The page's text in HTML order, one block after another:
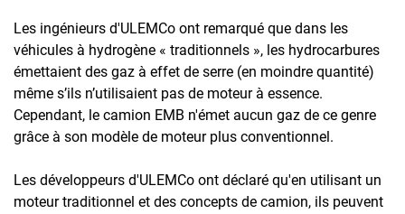
Les ingénieurs d'ULEMCo ont remarqué que dans les
véhicules à hydrogène « traditionnels », les hydrocarbures
émettaient des gaz à effet de serre (en moindre quantité)
même s’ils n’utilisaient pas de moteur à essence.
Cependant, le camion EMB n'émet aucun gaz de ce genre
grâce à son modèle de moteur plus conventionnel.
Les développeurs d'ULEMCo ont déclaré qu'en utilisant un
moteur traditionnel et des concepts de camion, ils peuvent